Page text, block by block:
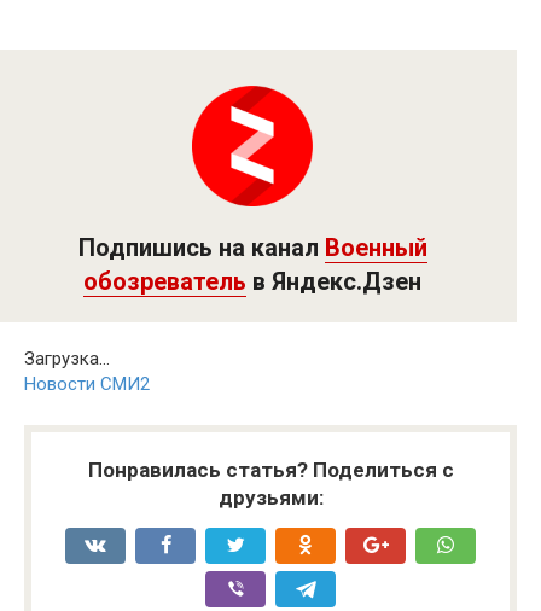
Подпишись на канал Военный
обозреватель в Яндекс.Дзен
Загрузка...
Новости СМИ2
Понравилась статья? Поделиться с
друзьями: